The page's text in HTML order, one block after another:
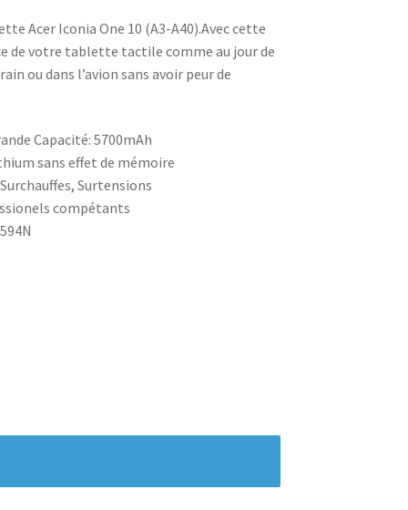
Acer Iconia One 10 (A3-A40).Avec cette
votre tablette tactile comme au jour de
ou dans l’avion sans avoir peur de
Capacité: 5700mAh
sans effet de mémoire
Surtensions
compétants